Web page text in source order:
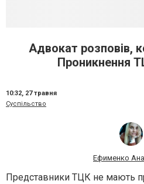
Адвокат розповів,
Проникнення
10:32, 27 травня
Суспільство
Ефименко
Представники ТЦК не мають